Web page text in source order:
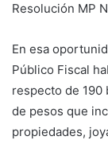
Resolución MP
En esa
Público Fiscal
respecto de 190
de pesos que
propiedades,